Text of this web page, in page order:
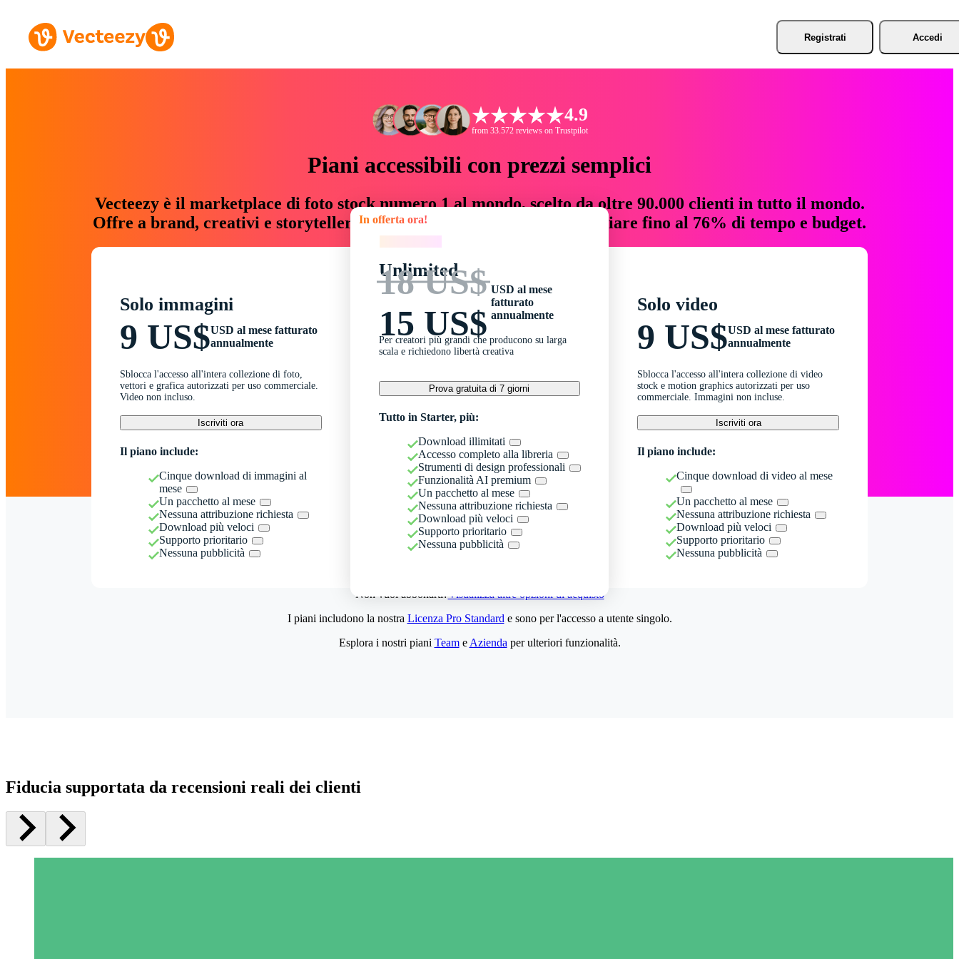
Registrati Accedi
4.9
from 33.572 reviews on Trustpilot
Piani accessibili con prezzi semplici
Vecteezy è il marketplace di foto stock numero 1 al mondo, scelto da oltre 90.000 clienti in tutto il mondo.
Offre a brand, creativi e storyteller risorse creative che fanno risparmiare fino al 76% di tempo e budget.
Solo immagini
9 US$USD al mese fatturato
annualmente
Sblocca l'accesso all'intera collezione di foto,
vettori e grafica autorizzati per uso commerciale.
Video non incluso.
Iscriviti ora
Il piano include:
Cinque download di immagini al
mese
Un pacchetto al mese
Nessuna attribuzione richiesta
Download più veloci
Supporto prioritario
Nessuna pubblicità
In offerta ora!
Unlimited
18 US$
15 US$
USD al mese
fatturato
annualmente
Per creatori più grandi che producono su larga
scala e richiedono libertà creativa
Prova gratuita di 7 giorni
Tutto in Starter, più:
Download illimitati
Accesso completo alla libreria
Strumenti di design professionali
Funzionalità AI premium
Un pacchetto al mese
Nessuna attribuzione richiesta
Download più veloci
Supporto prioritario
Nessuna pubblicità
Solo video
9 US$USD al mese fatturato
annualmente
Sblocca l'accesso all'intera collezione di video
stock e motion graphics autorizzati per uso
commerciale. Immagini non incluse.
Iscriviti ora
Il piano include:
Cinque download di video al mese
Un pacchetto al mese
Nessuna attribuzione richiesta
Download più veloci
Supporto prioritario
Nessuna pubblicità
Non vuoi abbonarti?Visualizza altre opzioni di acquisto
I piani includono la nostra Licenza Pro Standard e sono per l'accesso a utente singolo.
Esplora i nostri piani Teame Azienda per ulteriori funzionalità.
Fiducia supportata da recensioni reali dei clienti